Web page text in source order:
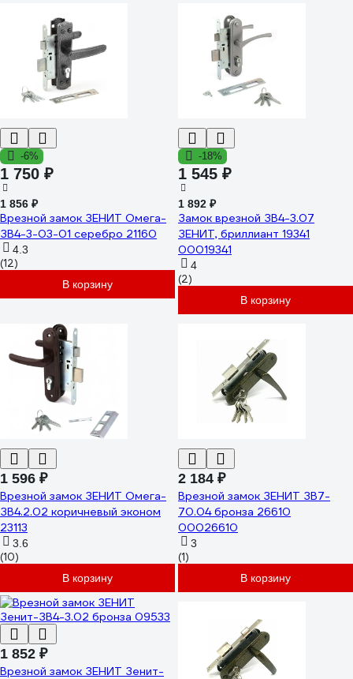
-6%
1 750 ₽
1 856 ₽
Врезной замок ЗЕНИТ Омега-
ЗВ4-3-03-01 серебро 21160
4.3
(12)
В корзину
-18%
1 545 ₽
1 892 ₽
Замок врезной ЗВ4-3.07
ЗЕНИТ, бриллиант 19341
00019341
4
(2)
В корзину
1 596 ₽
Врезной замок ЗЕНИТ Омега-
ЗВ4.2.02 коричневый эконом
23113
3.6
(10)
В корзину
2 184 ₽
Врезной замок ЗЕНИТ ЗВ7-
70.04 бронза 26610
00026610
3
(1)
В корзину
1 852 ₽
Врезной замок ЗЕНИТ Зенит-